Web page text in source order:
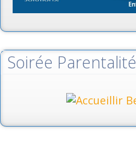
Soirée Parentalité